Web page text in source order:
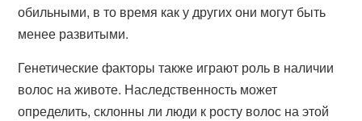
обильными, в то время как у других они могут быть
менее развитыми.
Генетические факторы также играют роль в наличии
волос на животе. Наследственность может
определить, склонны ли люди к росту волос на этой